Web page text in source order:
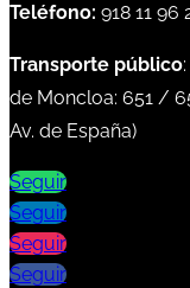
Teléfono: 918 11 96
Transporte público
de Moncloa: 651 /
Av. de España)
Seguir
Seguir
Seguir
Seguir